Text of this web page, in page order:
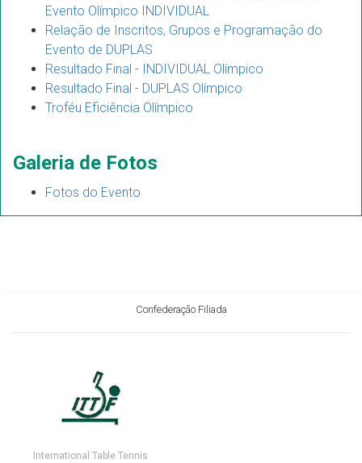
Evento Olímpico INDIVIDUAL
Relação de Inscritos, Grupos e Programação do
Evento de DUPLAS
Resultado Final - INDIVIDUAL Olímpico
Resultado Final - DUPLAS Olímpico
Troféu Eficiência Olímpico
Galeria de Fotos
Fotos do Evento
Confederação Filiada
International Table Tennis